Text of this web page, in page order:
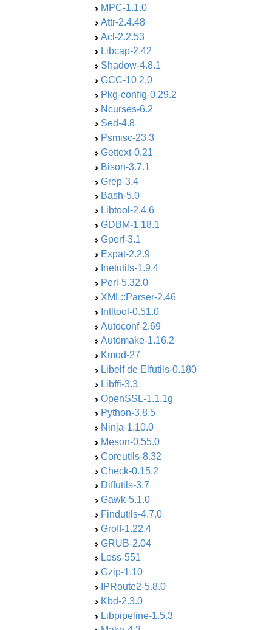
MPC-1.1.0
Attr-2.4.48
Acl-2.2.53
Libcap-2.42
Shadow-4.8.1
GCC-10.2.0
Pkg-config-0.29.2
Ncurses-6.2
Sed-4.8
Psmisc-23.3
Gettext-0.21
Bison-3.7.1
Grep-3.4
Bash-5.0
Libtool-2.4.6
GDBM-1.18.1
Gperf-3.1
Expat-2.2.9
Inetutils-1.9.4
Perl-5.32.0
XML::Parser-2.46
Intltool-0.51.0
Autoconf-2.69
Automake-1.16.2
Kmod-27
Libelf de Elfutils-0.180
Libffi-3.3
OpenSSL-1.1.1g
Python-3.8.5
Ninja-1.10.0
Meson-0.55.0
Coreutils-8.32
Check-0.15.2
Diffutils-3.7
Gawk-5.1.0
Findutils-4.7.0
Groff-1.22.4
GRUB-2.04
Less-551
Gzip-1.10
IPRoute2-5.8.0
Kbd-2.3.0
Libpipeline-1.5.3